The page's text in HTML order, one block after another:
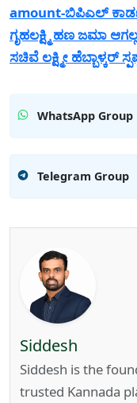
amount-ಬಿಪಿಎಲ್ ಕಾರ್ಡ
ಗೃಹಲಕ್ಷ್ಮಿ ಹಣ ಜಮಾ
ಸಚಿವೆ ಲಕ್ಷ್ಮೀ ಹೆಬ್ಬಾಳ್ಕರ್
WhatsApp Group
Telegram Group
Siddesh
Siddesh is the
trusted Kannada